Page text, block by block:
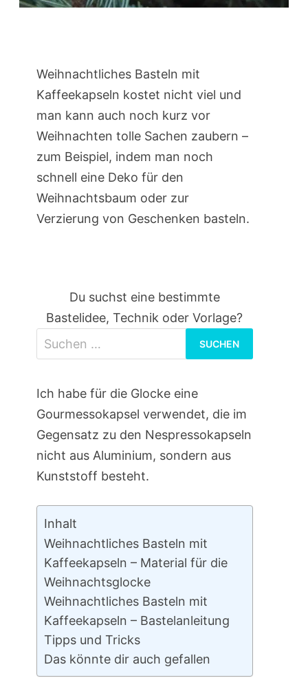
Weihnachtliches Basteln mit
Kaffeekapseln kostet nicht viel und
man kann auch noch kurz vor
Weihnachten tolle Sachen zaubern –
zum Beispiel, indem man noch
schnell eine Deko für den
Weihnachtsbaum oder zur
Verzierung von Geschenken basteln.
Du suchst eine bestimmte
Bastelidee, Technik oder Vorlage?
nach:
Ich habe für die Glocke eine
Gourmessokapsel verwendet, die im
Gegensatz zu den Nespressokapseln
nicht aus Aluminium, sondern aus
Kunststoff besteht.
Inhalt
Weihnachtliches Basteln mit
Kaffeekapseln – Material für die
Weihnachtsglocke
Weihnachtliches Basteln mit
Kaffeekapseln – Bastelanleitung
Tipps und Tricks
Das könnte dir auch gefallen